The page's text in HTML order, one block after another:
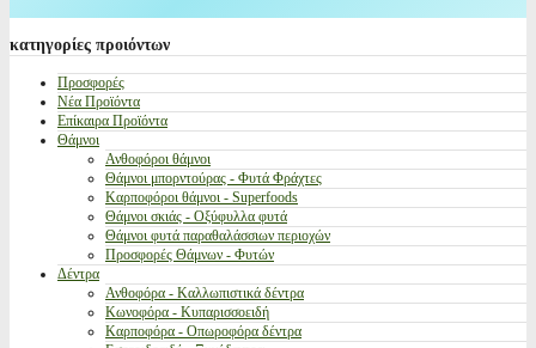
κατηγορίες προιόντων
Προσφορές
Νέα Προϊόντα
Επίκαιρα Προϊόντα
Θάμνοι
Ανθοφόροι θάμνοι
Θάμνοι μπορντούρας - Φυτά Φράχτες
Καρποφόροι θάμνοι - Superfoods
Θάμνοι σκιάς - Οξύφυλλα φυτά
Θάμνοι φυτά παραθαλάσσιων περιοχών
Προσφορές Θάμνων - Φυτών
Δέντρα
Ανθοφόρα - Καλλωπιστικά δέντρα
Κωνοφόρα - Κυπαρισσοειδή
Καρποφόρα - Οπωροφόρα δέντρα